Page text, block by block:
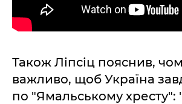
Також Ліпсіц пояснив,
важливо, щоб Україна
по "Ямальському